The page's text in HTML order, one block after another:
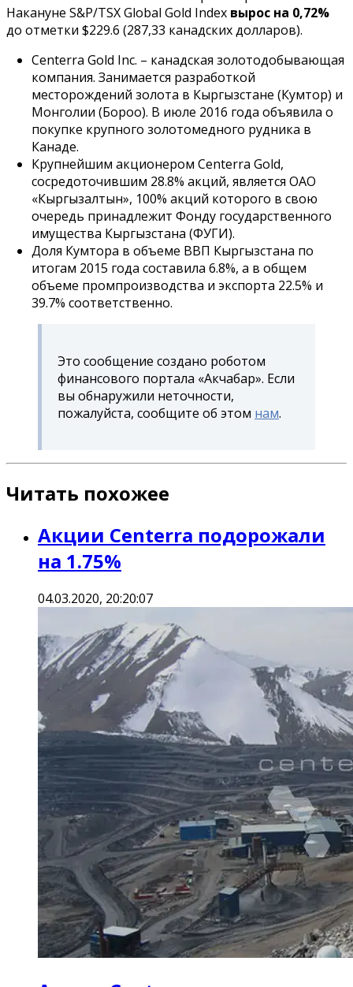
Накануне S&P/TSX Global Gold Index вырос на 0,72%
до отметки $229.6 (287,33 канадских долларов).
Centerra Gold Inc. – канадская золотодобывающая
компания. Занимается разработкой
месторождений золота в Кыргызстане (Кумтор) и
Монголии (Бороо). В июле 2016 года объявила о
покупке крупного золотомедного рудника в
Канаде.
Крупнейшим акционером Centerra Gold,
сосредоточившим 28.8% акций, является ОАО
«Кыргызалтын», 100% акций которого в свою
очередь принадлежит Фонду государственного
имущества Кыргызстана (ФУГИ).
Доля Кумтора в объеме ВВП Кыргызстана по
итогам 2015 года составила 6.8%, а в общем
объеме промпроизводства и экспорта 22.5% и
39.7% соответственно.
Это сообщение создано роботом
финансового портала «Акчабар». Если
вы обнаружили неточности,
пожалуйста, сообщите об этом нам.
Читать похожее
Акции Centerra подорожали
на 1.75%
04.03.2020, 20:20:07